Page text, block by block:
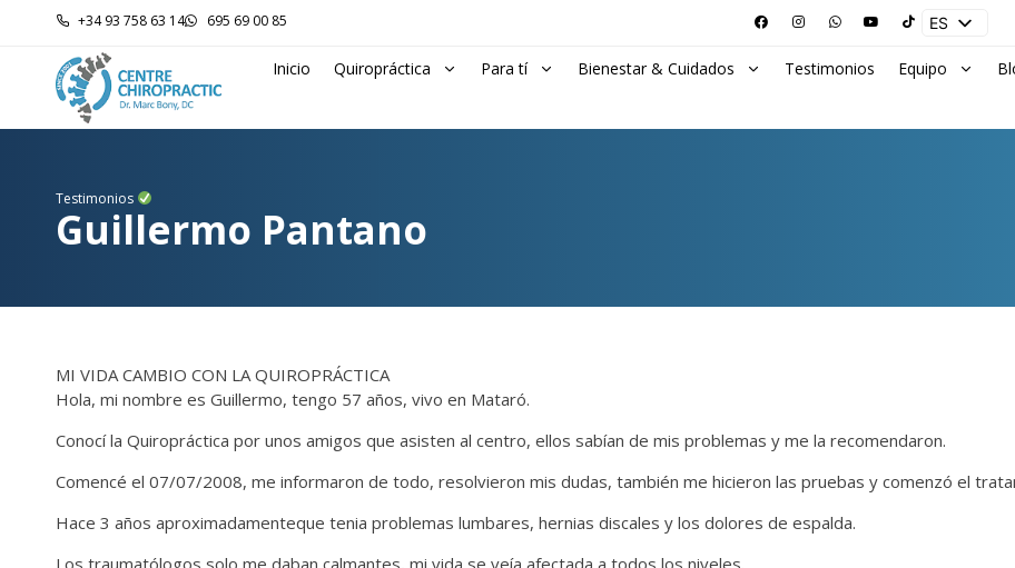
+34 93 758 63 14 695 69 00 85
ES
Inicio Quiropráctica Para tí Bienestar & Cuidados Testimonios Equipo
Testimonios
Guillermo Pantano
MI VIDA CAMBIO CON LA QUIROPRÁCTICA
Hola, mi nombre es Guillermo, tengo 57 años, vivo en Mataró.
Conocí la Quiropráctica por unos amigos que asisten al centro, ellos sabían de mis problemas y me la recomendaron.
Comencé el 07/07/2008, me informaron de todo, resolvieron mis dudas, también me hicieron las pruebas y comenzó el
Hace 3 años aproximadamenteque tenia problemas lumbares, hernias discales y los dolores de espalda.
Los traumatólogos solo me daban calmantes, mi vida se veía afectada a todos los niveles.